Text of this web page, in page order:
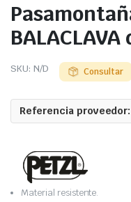
SKU: N/D Consultar
Referencia proveedor:
Material resistente.